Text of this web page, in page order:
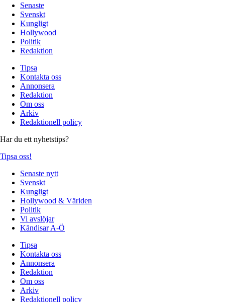
Senaste
Svenskt
Kungligt
Hollywood
Politik
Redaktion
Tipsa
Kontakta oss
Annonsera
Redaktion
Om oss
Arkiv
Redaktionell policy
Har du ett nyhetstips?
Tipsa oss!
Senaste nytt
Svenskt
Kungligt
Hollywood & Världen
Politik
Vi avslöjar
Kändisar A-Ö
Tipsa
Kontakta oss
Annonsera
Redaktion
Om oss
Arkiv
Redaktionell policy